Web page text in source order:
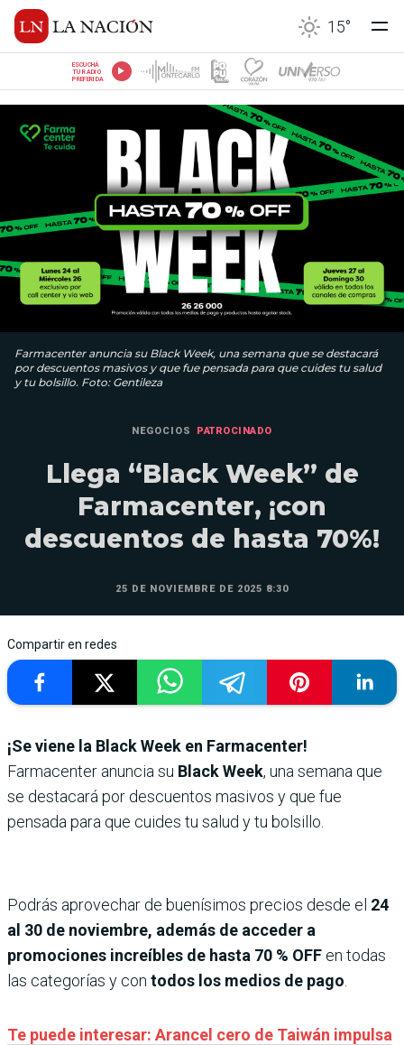
15°
ESCUCHÁ
TU RADIO
PREFERIDA
Farmacenter anuncia su Black Week, una semana que se destacará
por descuentos masivos y que fue pensada para que cuides tu salud
y tu bolsillo. Foto: Gentileza
NEGOCIOS PATROCINADO
Llega “Black Week” de
Farmacenter, ¡con
descuentos de hasta 70%!
25 DE NOVIEMBRE DE 2025 8:30
Compartir en redes
¡Se viene la Black Week en Farmacenter!
Farmacenter anuncia su Black Week, una semana que
se destacará por descuentos masivos y que fue
pensada para que cuides tu salud y tu bolsillo.
Podrás aprovechar de buenísimos precios desde el 24
al 30 de noviembre, además de acceder a
promociones increíbles de hasta 70 % OFF en todas
las categorías y con todos los medios de pago
Te puede interesar: Arancel cero de Taiwán impulsa